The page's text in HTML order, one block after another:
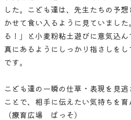
した。こども達は、先生たちの予
かせて食い入るように見ていまし
る！」と小麦粉粘土遊びに意気込
真にあるようにしっかり指さしを
です。
こども達の一瞬の仕草・表現を見
ことで、相手に伝えたい気持ちを
（療育広場 ぱっそ）